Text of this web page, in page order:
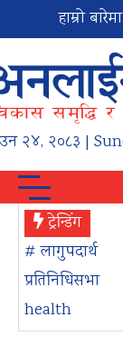
हाम्रो बारेमा
२४, २०८३ |
ट्रेन्डिंग
# लागुपदार्थ
प्रतिनिधिसभा
health